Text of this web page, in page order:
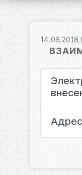
14.08.2018